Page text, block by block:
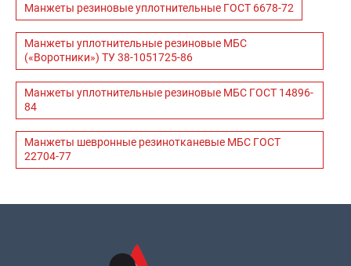
Манжеты резиновые уплотнительные ГОСТ 6678-72
Манжеты уплотнительные резиновые МБС
(«Воротники») ТУ 38-1051725-86
Манжеты уплотнительные резиновые МБС ГОСТ 14896-
84
Манжеты шевронные резинотканевые МБС ГОСТ
22704-77